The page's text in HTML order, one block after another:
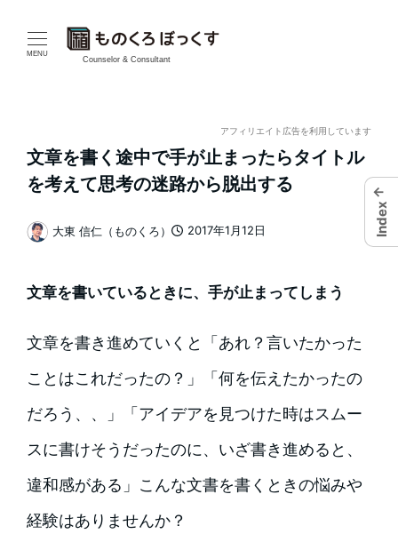
MENU
Counselor & Consultant
アフィリエイト広告を利用しています
文章を書く途中で手が止まったらタイトル
を考えて思考の迷路から脱出する
2017年1月12日
著
大東 信仁（ものくろ）
文章を書いているときに、手が止まってしまう
文章を書き進めていくと「あれ？言いたかった
ことはこれだったの？」「何を伝えたかったの
だろう、、」「アイデアを見つけた時はスムー
スに書けそうだったのに、いざ書き進めると、
違和感がある」こんな文書を書くときの悩みや
経験はありませんか？
←
Index